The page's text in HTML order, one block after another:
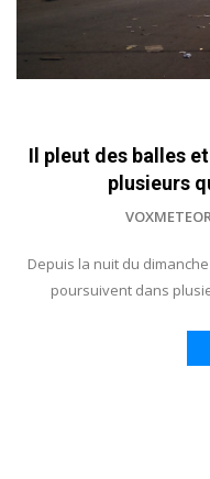
Il pleut des balles
plusieurs
Depuis la nuit du
poursuivent dans